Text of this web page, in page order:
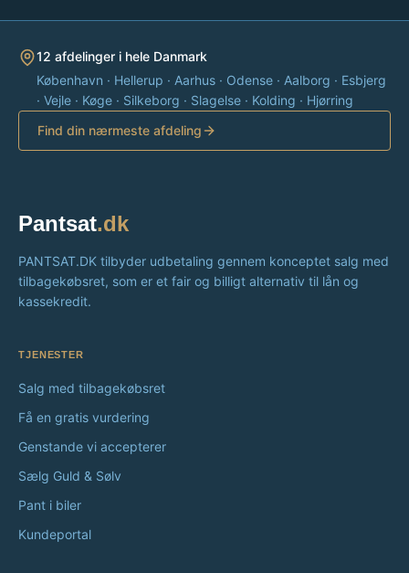
12 afdelinger i hele Danmark
København · Hellerup · Aarhus · Odense · Aalborg · Esbjerg
· Vejle · Køge · Silkeborg · Slagelse · Kolding · Hjørring
Find din nærmeste afdeling
Pantsat.dk
PANTSAT.DK tilbyder udbetaling gennem konceptet salg med
tilbagekøbsret, som er et fair og billigt alternativ til lån og
kassekredit.
TJENESTER
Salg med tilbagekøbsret
Få en gratis vurdering
Genstande vi accepterer
Sælg Guld & Sølv
Pant i biler
Kundeportal